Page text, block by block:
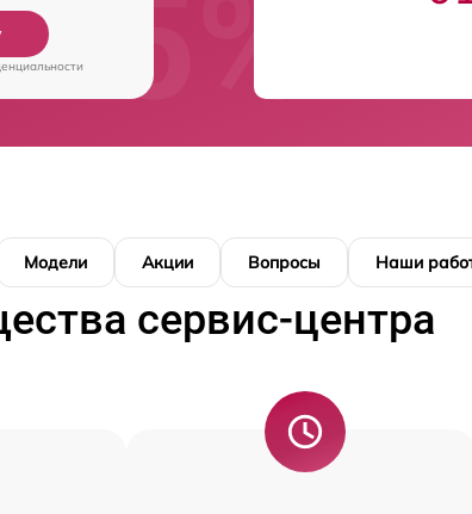
Модели Акции Вопросы Наши
сервис-центра